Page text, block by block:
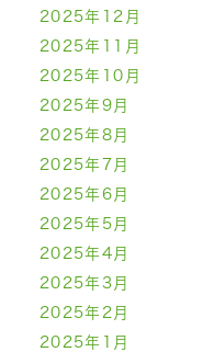
2025年12月
2025年11月
2025年10月
2025年9月
2025年8月
2025年7月
2025年6月
2025年5月
2025年4月
2025年3月
2025年2月
2025年1月